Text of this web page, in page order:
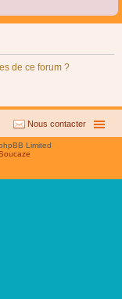
de ce forum ?
Nous contacter
Limited